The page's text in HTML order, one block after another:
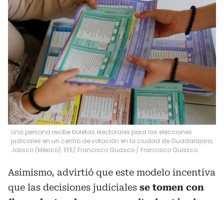
Una persona recibe boletas electorales para las elecciones
judiciales en un centro de votación en la ciudad de Guadalajara,
Jalisco (México). EFE/ Francisco Guasco / Francisco Guasco
Asimismo, advirtió que este modelo incentiva
que las decisiones judiciales se tomen con